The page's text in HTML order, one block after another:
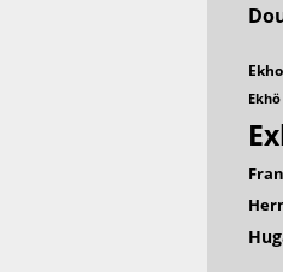
Ekho